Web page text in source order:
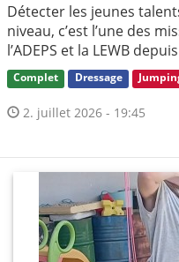
Détecter les jeunes
niveau, c’est l’une des
l’ADEPS et la LEWB
Complet Dressage
2. juillet 2026 - 19:45